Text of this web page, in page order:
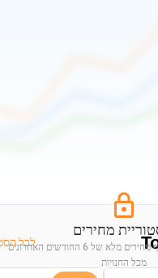
מחירים
התחבר כדי לצפות בגרף מחירים מלא של 6 החודשים האחרונים
מכל החנויות
לכל